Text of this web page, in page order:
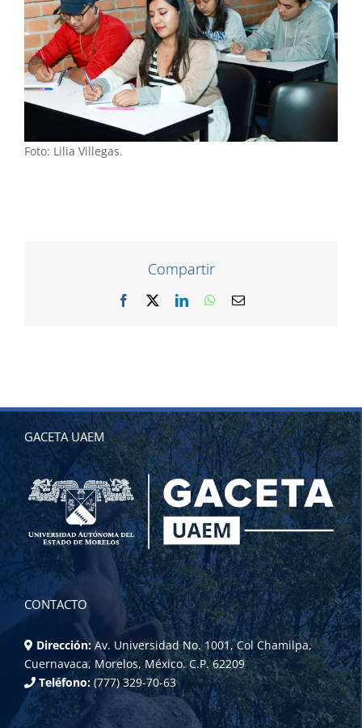
Foto: Lilia Villegas.
Compartir
Facebook LinkedInWhatsApp
Correo
GACETA UAEM
CONTACTO
Dirección: Av. Universidad No. 1001, Col Chamilpa,
Cuernavaca, Morelos, México. C.P. 62209
Teléfono: (777) 329-70-63